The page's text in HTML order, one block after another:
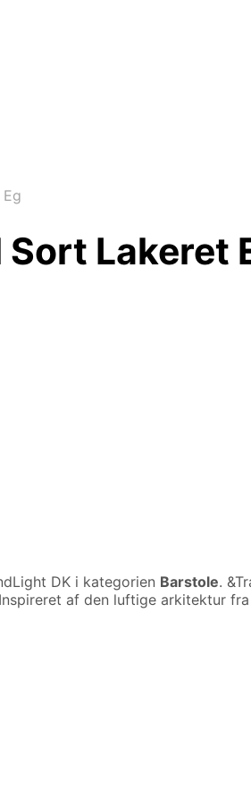
Lakeret
DK i kategorien Barstole.
af den luftige arkitektur